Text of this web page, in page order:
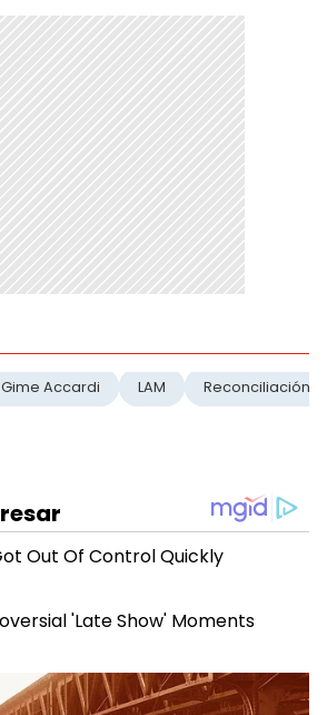
Gime Accardi LAM Reconciliación